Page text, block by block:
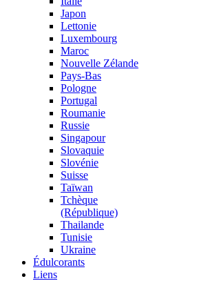
Japon
Lettonie
Luxembourg
Maroc
Nouvelle Zélande
Pays-Bas
Pologne
Portugal
Roumanie
Russie
Singapour
Slovaquie
Slovénie
Suisse
Taïwan
Tchèque
(République)
Thailande
Tunisie
Ukraine
Édulcorants
Liens